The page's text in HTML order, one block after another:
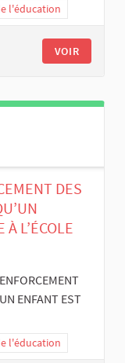
l'éducation
VOIR
DES
L’ÉCOLE
ENFANT EST
l'éducation